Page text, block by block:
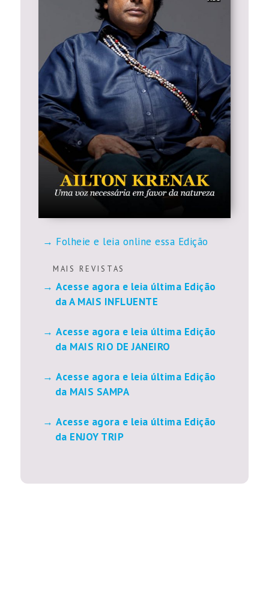
Folheie e leia online essa Edição
M A I S R E V I S T A S
Acesse agora e leia última Edição
da A MAIS INFLUENTE
Acesse agora e leia última Edição
da MAIS RIO DE JANEIRO
Acesse agora e leia última Edição
da MAIS SAMPA
Acesse agora e leia última Edição
da ENJOY TRIP